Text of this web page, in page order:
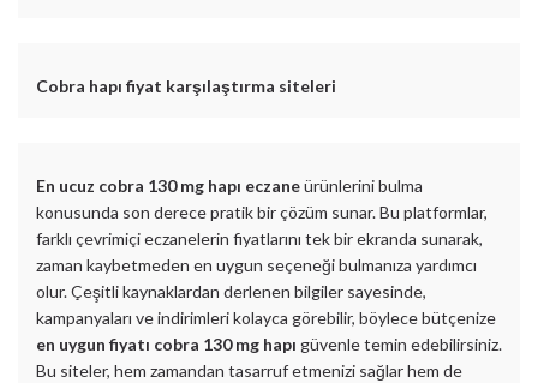
Cobra hapı fiyat karşılaştırma siteleri
En ucuz cobra 130 mg hapı eczaneürünlerini bulma
konusunda son derece pratik bir çözüm sunar. Bu platformlar,
farklı çevrimiçi eczanelerin fiyatlarını tek bir ekranda sunarak,
zaman kaybetmeden en uygun seçeneği bulmanıza yardımcı
olur. Çeşitli kaynaklardan derlenen bilgiler sayesinde,
kampanyaları ve indirimleri kolayca görebilir, böylece bütçenize
en uygun fiyatı cobra 130 mg hapı güvenle temin edebilirsiniz.
Bu siteler, hem zamandan tasarruf etmenizi sağlar hem de